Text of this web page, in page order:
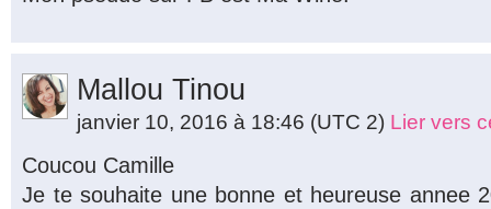
Mallou Tinou
janvier 10, 2016 à 18:46 (UTC 2) Lier vers
Coucou Camille
Je te souhaite une bonne et heureuse annee